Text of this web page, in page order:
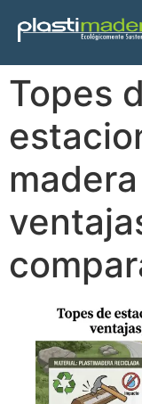
Topes